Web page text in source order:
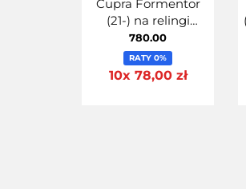
Cupra Formentor
(21-) na relingi
klasyczne
Aluminiowe
MontBlanc Activa
Alu 125
780.00
RATY 0%
10x 78,00 zł